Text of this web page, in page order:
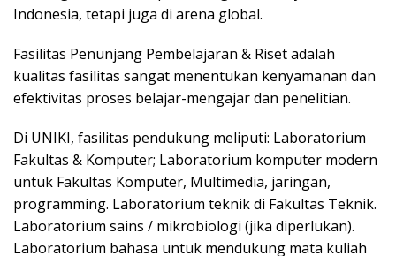
Indonesia, tetapi juga di arena global.
Fasilitas Penunjang Pembelajaran & Riset adalah
kualitas fasilitas sangat menentukan kenyamanan dan
efektivitas proses belajar-mengajar dan penelitian.
Di UNIKI, fasilitas pendukung meliputi: Laboratorium
Fakultas & Komputer; Laboratorium komputer modern
untuk Fakultas Komputer, Multimedia, jaringan,
programming. Laboratorium teknik di Fakultas Teknik.
Laboratorium sains / mikrobiologi (jika diperlukan).
Laboratorium bahasa untuk mendukung mata kuliah